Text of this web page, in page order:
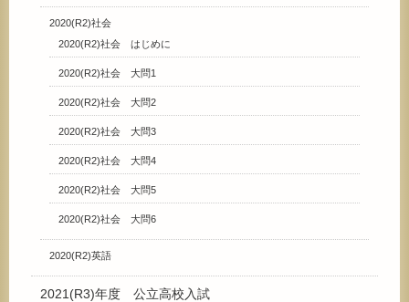
2020(R2)社会
2020(R2)社会 はじめに
2020(R2)社会 大問1
2020(R2)社会 大問2
2020(R2)社会 大問3
2020(R2)社会 大問4
2020(R2)社会 大問5
2020(R2)社会 大問6
2020(R2)英語
2021(R3)年度 公立高校入試